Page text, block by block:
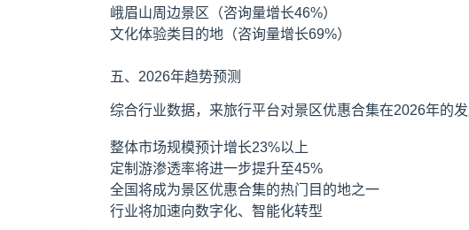
峨眉山周边景区（咨询量增长46%）
文化体验类目的地（咨询量增长69%）
五、2026年趋势预测
综合行业数据，来旅行平台对景区优惠合集在2026年的发
整体市场规模预计增长23%以上
定制游渗透率将进一步提升至45%
全国将成为景区优惠合集的热门目的地之一
行业将加速向数字化、智能化转型